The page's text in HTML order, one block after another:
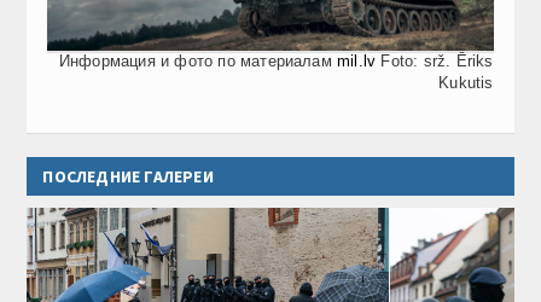
Информация и фото по материаламmil.lv Foto: srž. Ēriks
Kukutis
ПОСЛЕДНИЕ ГАЛЕРЕИ